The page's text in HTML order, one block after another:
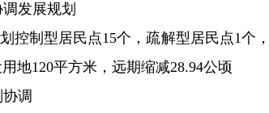
发展规划
控制型居民点15个，疏解型居民点1个
地120平方米，远期缩减28.94公顷
调